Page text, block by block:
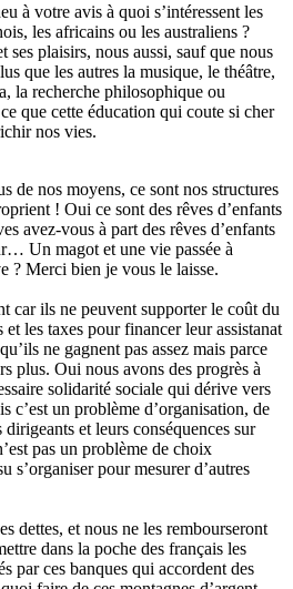
à votre avis à quoi s’intéressent les
les africains ou les australiens ?
ses plaisirs, nous aussi, sauf que nous
que les autres la musique, le théâtre,
la recherche philosophique ou
que cette éducation qui coute si cher
nos vies.
de nos moyens, ce sont nos structures
! Oui ce sont des rêves d’enfants
avez-vous à part des rêves d’enfants
Un magot et une vie passée à
? Merci bien je vous le laisse.
car ils ne peuvent supporter le coût du
les taxes pour financer leur assistanat
ne gagnent pas assez mais parce
plus. Oui nous avons des progrès à
solidarité sociale qui dérive vers
c’est un problème d’organisation, de
et leurs conséquences sur
pas un problème de choix
s’organiser pour mesurer d’autres
dettes, et nous ne les rembourseront
dans la poche des français les
par ces banques qui accordent des